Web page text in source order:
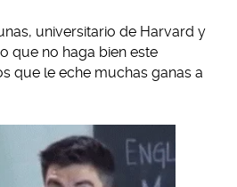
universitario de Harvard y
que no haga bien este
que le eche muchas ganas a